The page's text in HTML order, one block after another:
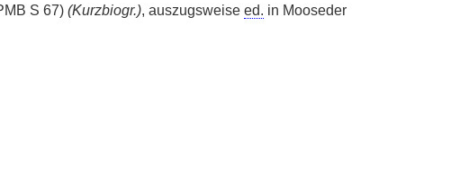
S 67) (Kurzbiogr.), auszugsweise ed. in Mooseder